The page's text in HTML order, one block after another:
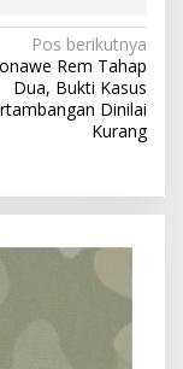
Pos berikutnya
Rem Tahap
Dua, Bukti Kasus
Dinilai
Kurang